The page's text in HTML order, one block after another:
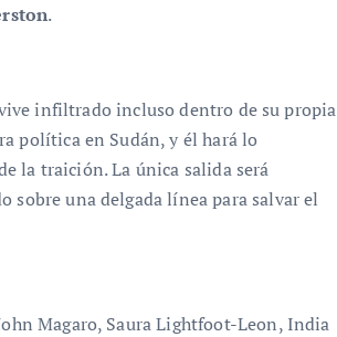
.
infiltrado incluso dentro de su propia
política en Sudán, y él hará lo
la traición. La única salida será
sobre una delgada línea para salvar el
Magaro, Saura Lightfoot-Leon, India